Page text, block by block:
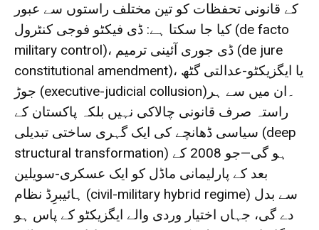
کے قانونی تحفظات کو تین مختلف راستوں سے عبور
کیا جا سکتا ہے: ڈی فیکٹو فوجی کنٹرول (de facto
military control)، ڈی جوری آئینی ترمیم (de jure
constitutional amendment)، یا ایگزیکٹو-عدالتی گٹھ
جوڑ (executive-judicial collusion)۔ان میں سے ہر
راستہ صرف قانونی چالاکی نہیں بلکہ پاکستان کے
سیاسی ڈھانچے کی ایک گہری ساختی تبدیلی (deep
structural transformation) ہو گی—جو 2008 کے
بعد کے پارلیمانی ماڈل کو ایک عسکری-سویلین
ہائیبرِڈ نظام (civil-military hybrid regime) سے بدل
دے گی، جہاں اختیار وردی والے ایگزیکٹو کے پاس ہو